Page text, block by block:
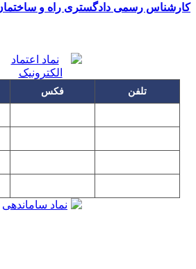
کارشناس رسمی دادگستری راه و ساختمان
تلفن فکس